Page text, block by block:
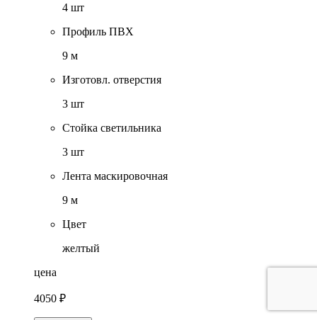
4 шт
Профиль ПВХ
9 м
Изготовл. отверстия
3 шт
Стойка светильника
3 шт
Лента маскировочная
9 м
Цвет
желтый
цена
4050 ₽